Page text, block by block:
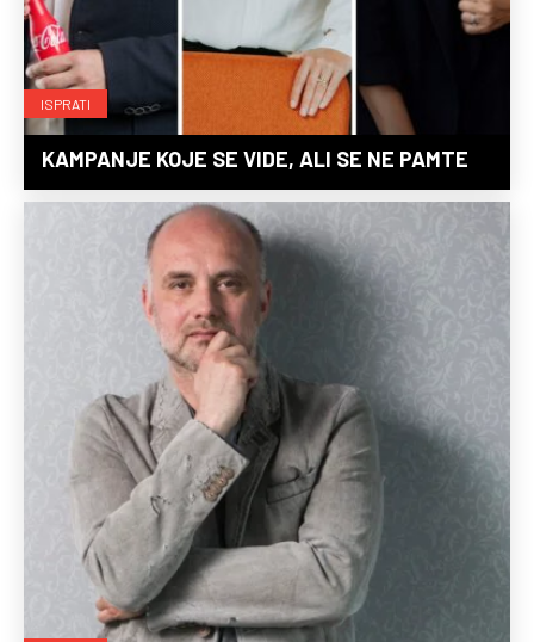
ISPRATI
KAMPANJE KOJE SE VIDE, ALI SE NE PAMTE